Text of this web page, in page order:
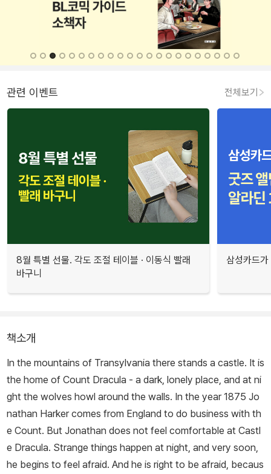
관련 이벤트 전체보기
8월 특별 선물. 각도 조절 테이블 · 이동식 빨래
바구니
삼성카드
책소개
In the mountains of Transylvania there stands a castle. It is
the home of Count Dracula - a dark, lonely place, and at ni
ght the wolves howl around the walls. In the year 1875 Jo
nathan Harker comes from England to do business with th
e Count. But Jonathan does not feel comfortable at Castl
e Dracula. Strange things happen at night, and very soon,
he begins to feel afraid. And he is right to be afraid, becaus